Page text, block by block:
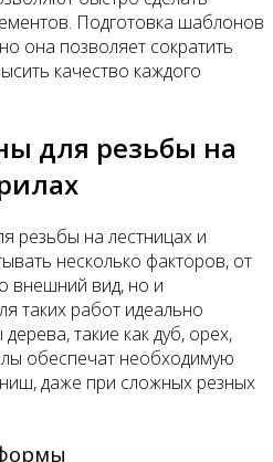
Подготовка шаблонов
она позволяет сократить
качество каждого
для резьбы на
резьбы на лестницах и
несколько факторов, от
внешний вид, но и
таких работ идеально
такие как дуб, орех,
обеспечат необходимую
даже при сложных резных